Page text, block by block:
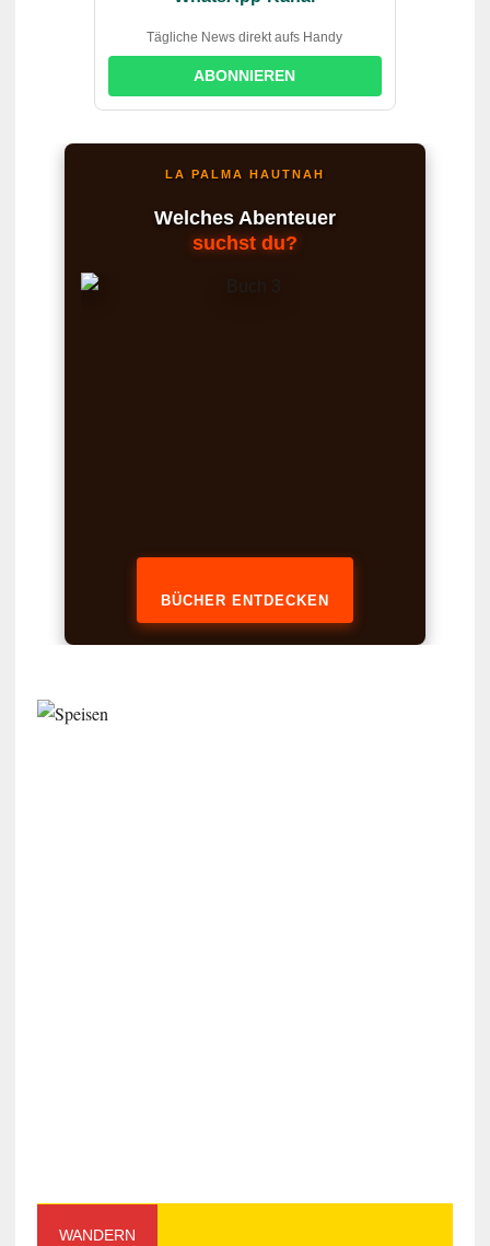
Tägliche News direkt aufs Handy
ABONNIEREN
LA PALMA HAUTNAH
Welches Abenteuer
suchst du?
BÜCHER ENTDECKEN
WANDERN